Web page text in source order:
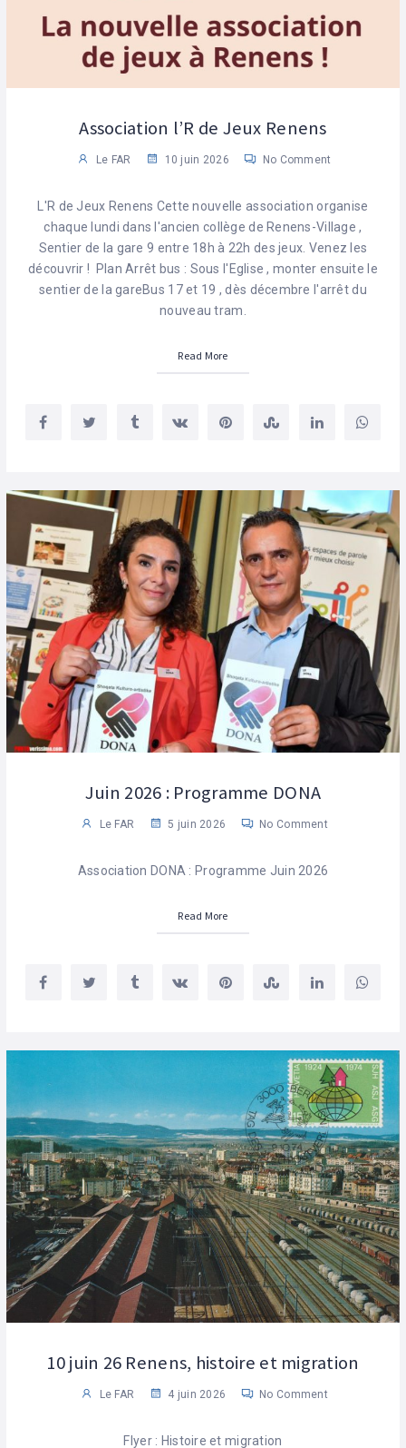
Association l’R de Jeux Renens
Le FAR 10 juin 2026 No Comment
L'R de Jeux Renens Cette nouvelle association organise
chaque lundi dans l'ancien collège de Renens-Village ,
Sentier de la gare 9 entre 18h à 22h des jeux. Venez les
découvrir ! Plan Arrêt bus : Sous l'Eglise , monter ensuite le
sentier de la gareBus 17 et 19 , dès décembre l'arrêt du
nouveau tram.
Read More
Juin 2026 : Programme DONA
Le FAR 5 juin 2026 No Comment
Association DONA : Programme Juin 2026
Read More
10 juin 26 Renens, histoire et migration
Le FAR 4 juin 2026 No Comment
Flyer : Histoire et migration